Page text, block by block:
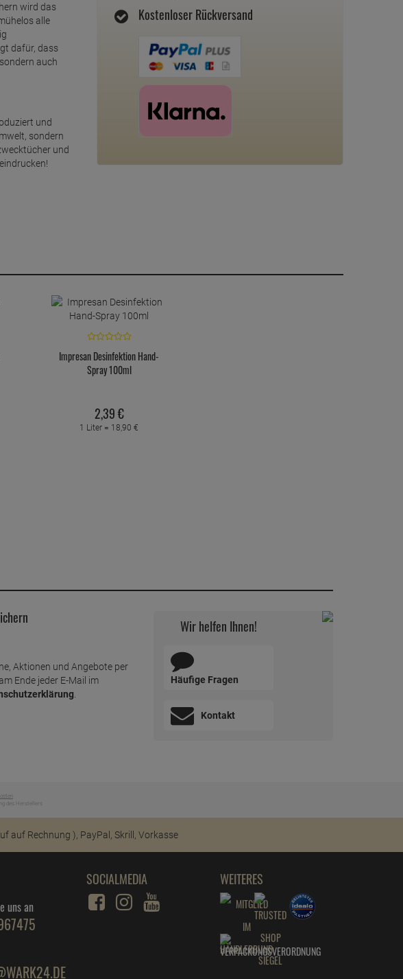
Kostenloser Rückversand
wird das
alle
dafür, dass
auch
und
sondern
und
Impresan Desinfektion Hand-
Spray 100ml
2,39€
1 Liter = 18,90 €
Aktionen und Angebote per
Ende jeder E-Mail im
.
Wir helfen Ihnen!
Häufige Fragen
Kontakt
des Herstellers
uns an
SOCIALMEDIA WEITERES